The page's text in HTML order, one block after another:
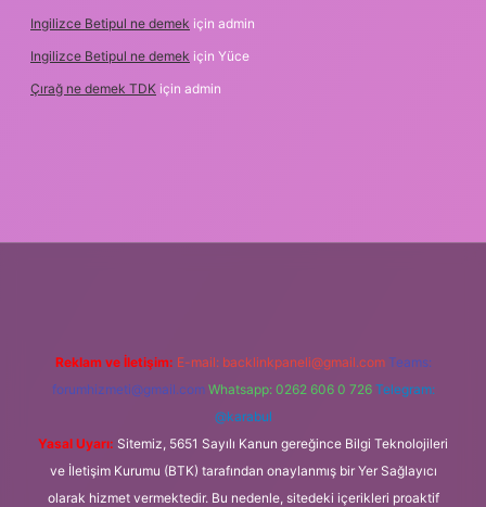
Ingilizce Betipul ne demek için admin
Ingilizce Betipul ne demek için Yüce
Çırağ ne demek TDK için admin
Reklam ve İletişim: E-mail: backlinkpaneli@gmail.com Teams:
forumhizmeti@gmail.com Whatsapp: 0262 606 0 726 Telegram:
@karabul
Yasal Uyarı: Sitemiz, 5651 Sayılı Kanun gereğince Bilgi Teknolojileri
ve İletişim Kurumu (BTK) tarafından onaylanmış bir Yer Sağlayıcı
olarak hizmet vermektedir. Bu nedenle, sitedeki içerikleri proaktif